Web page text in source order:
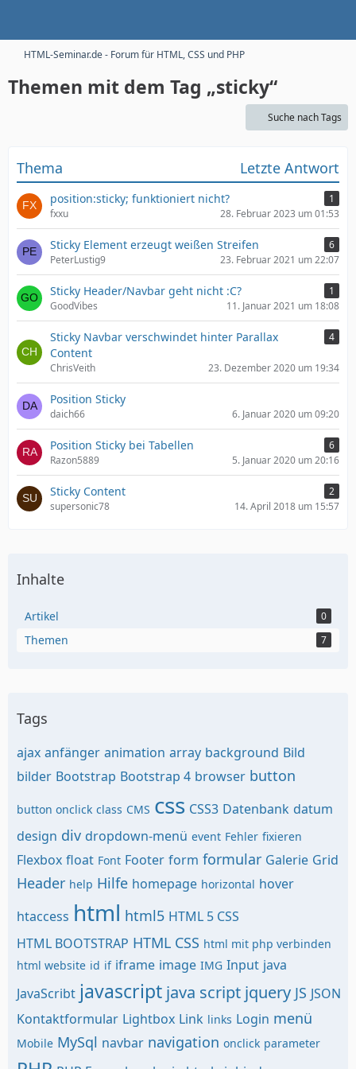
HTML-Seminar.de - Forum für HTML, CSS und PHP
Themen mit dem Tag „sticky“
Suche nach Tags
Thema Letzte Antwort
position:sticky; funktioniert nicht?
1
fxxu
28. Februar 2023 um 01:53
Sticky Element erzeugt weißen Streifen
6
PeterLustig9
23. Februar 2021 um 22:07
Sticky Header/Navbar geht nicht :C?
1
GoodVibes
11. Januar 2021 um 18:08
Sticky Navbar verschwindet hinter Parallax
Content
4
ChrisVeith 23. Dezember 2020 um 19:34
Position Sticky
daich66 6. Januar 2020 um 09:20
Position Sticky bei Tabellen
6
Razon5889
5. Januar 2020 um 20:16
Sticky Content
2
supersonic78
14. April 2018 um 15:57
Inhalte
Artikel 0
Themen 7
Tags
ajax anfänger animation array background Bild
bilder Bootstrap Bootstrap 4 browser button
button onclick class CMS css CSS3 Datenbank datum
design div dropdown-menü event Fehler fixieren
Flexbox float Font Footer form formular Galerie Grid
Header help Hilfe homepage horizontal hover
htaccess html html5 HTML 5 CSS
HTML BOOTSTRAP HTML CSS html mit php verbinden
html website id if iframe image IMG Input java
JavaScribt javascript java script jquery JS JSON
Kontaktformular Lightbox Link links Login menü
Mobile MySql navbar navigation onclick parameter